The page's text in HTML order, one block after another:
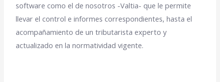
software como el de nosotros -Valtia- que le permite
llevar el control e informes correspondientes, hasta el
acompañamiento de un tributarista experto y
actualizado en la normatividad vigente.